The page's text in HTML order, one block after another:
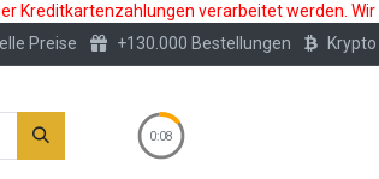
Kreditkartenzahlungen verarbeitet werden.
Preise +130.000 Bestellungen
0:08